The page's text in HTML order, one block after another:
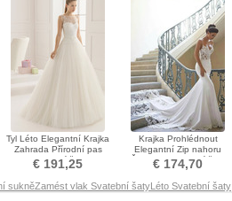
Tyl Léto Elegantní Krajka
Zahrada Přírodní pas
Svatební šaty
€ 191,25
Krajka Prohlédnout
Elegantní Zip nahoru
Špagety Svatební šaty
€ 174,70
sukněZamést vlak Svatební šatyLéto Svatební šaty